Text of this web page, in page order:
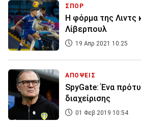
ΣΠΟΡ
Η φόρμα της Λιντς
Λίβερπουλ
19 Απρ 2021 10:25
ΑΠΟΨΕΙΣ
SpyGate: Ένα
διαχείρισης
01 Φεβ 2019 10:54